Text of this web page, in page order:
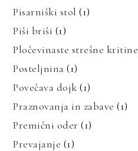
Pisarniški stol (1)
Piši briši (1)
Pločevinaste strešne kritine
Posteljnina (1)
Povečava dojk (1)
Praznovanja in zabave (1)
Premični oder (1)
Prevajanje (1)